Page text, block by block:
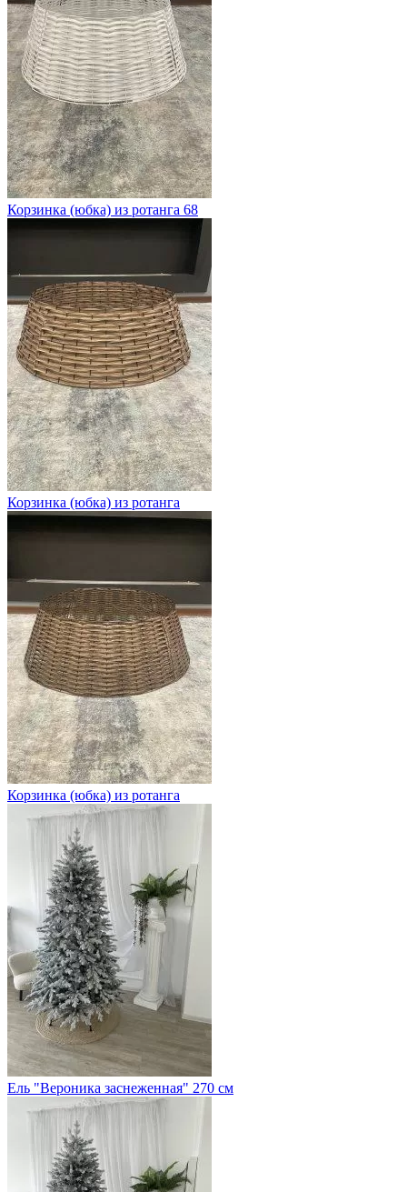
Корзинка (юбка) из ротанга 68
Корзинка (юбка) из ротанга
Корзинка (юбка) из ротанга
Ель "Вероника заснеженная" 270 см